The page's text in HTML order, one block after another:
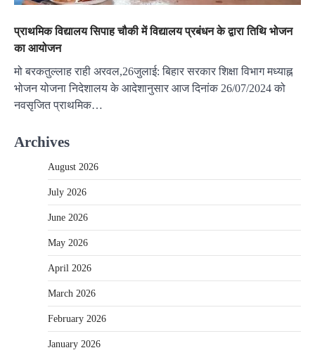
प्राथमिक विद्यालय सिपाह चौकी में विद्यालय प्रबंधन के द्वारा तिथि भोजन
का आयोजन
मो बरकतुल्लाह राही अरवल,26जुलाई: बिहार सरकार शिक्षा विभाग मध्याह्न
भोजन योजना निदेशालय के आदेशानुसार आज दिनांक 26/07/2024 को
नवसृजित प्राथमिक…
Archives
August 2026
July 2026
June 2026
May 2026
April 2026
March 2026
February 2026
January 2026